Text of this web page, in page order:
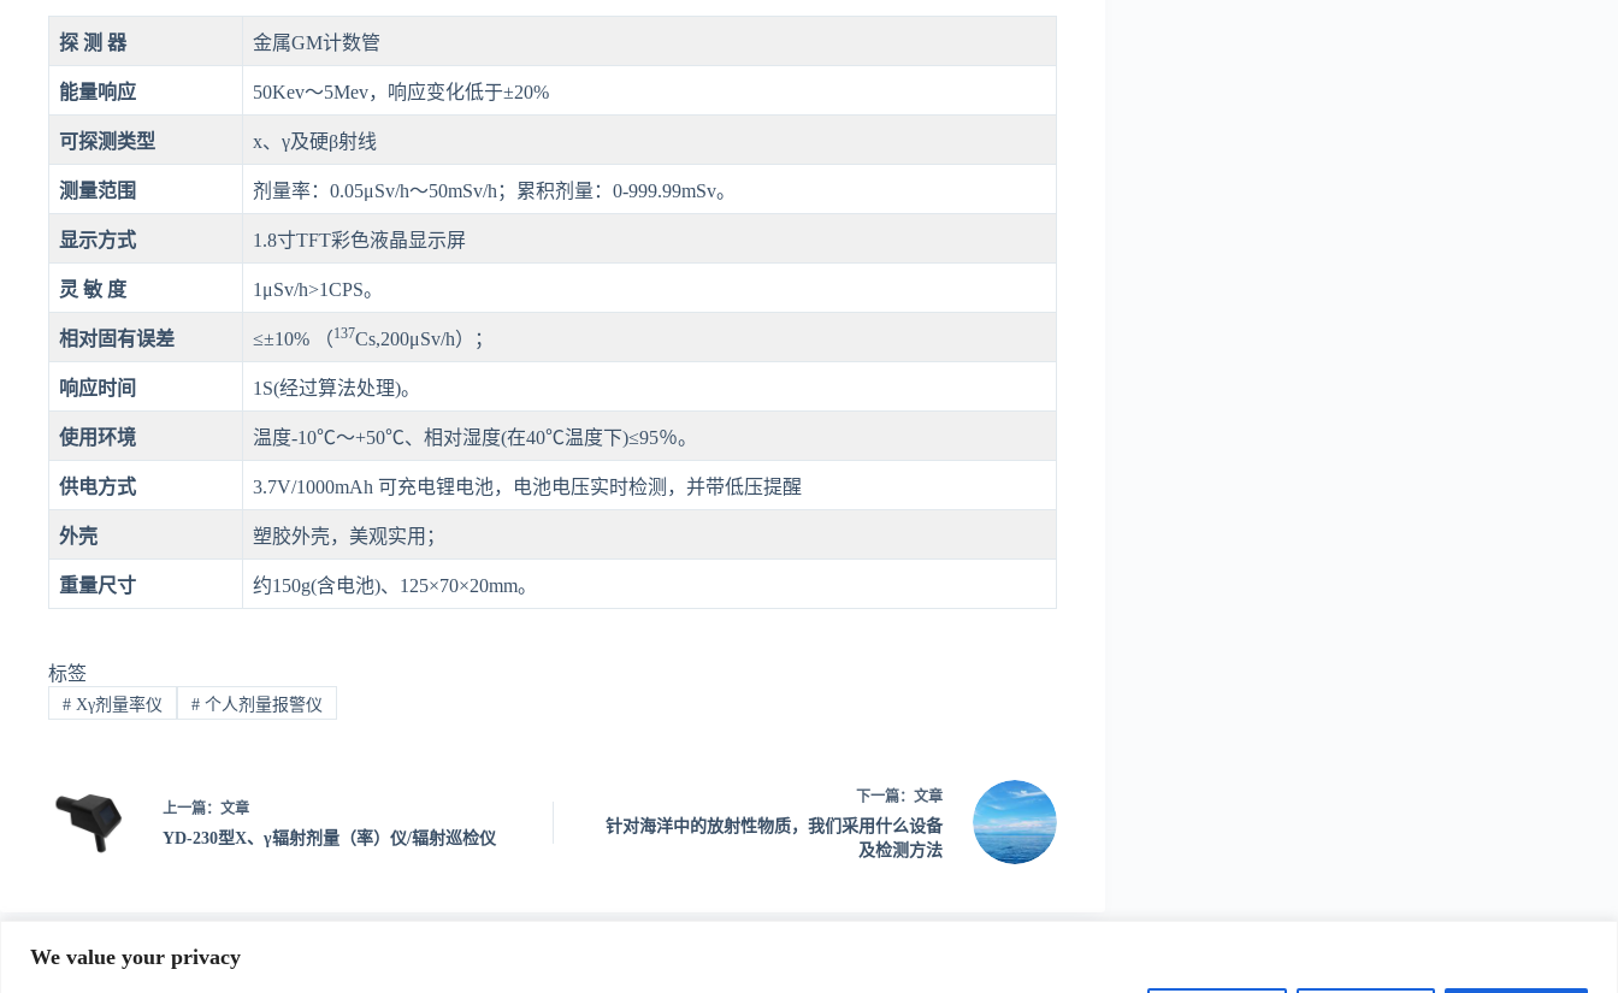
We value your privacy
探 测 器 金属GM计数管
能量响应 50Kev～5Mev，响应变化低于±20%
可探测类型 x、γ及硬β射线
测量范围 剂量率：0.05μSv/h～50mSv/h；累积剂量：0-999.99mSv。
显示方式 1.8寸TFT彩色液晶显示屏
灵 敏 度 1μSv/h>1CPS。
相对固有误差 ≤±10% （137Cs,200μSv/h）；
响应时间 1S(经过算法处理)。
使用环境 温度-10℃～+50℃、相对湿度(在40℃温度下)≤95％。
供电方式 3.7V/1000mAh 可充电锂电池，电池电压实时检测，并带低压提醒
外壳 塑胶外壳，美观实用；
重量尺寸 约150g(含电池)、125×70×20mm。
标签
#Xγ剂量率仪 #个人剂量报警仪
上一篇： 文章
YD-230型X、γ辐射剂量（率）仪/辐射巡检仪
下一篇： 文章
针对海洋中的放射性物质，我们采用什么设备
及检测方法